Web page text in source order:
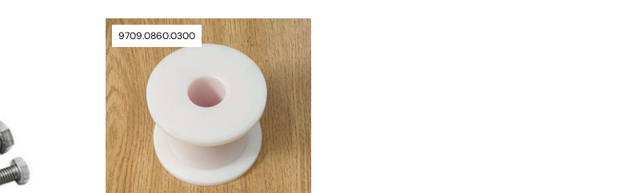
verfügbar
9709.0860.0300